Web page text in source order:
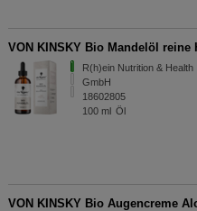
VON KINSKY Bio Mandelöl reine
R(h)ein Nutrition & Health
GmbH
18602805
100 ml Öl
VON KINSKY Bio Augencreme